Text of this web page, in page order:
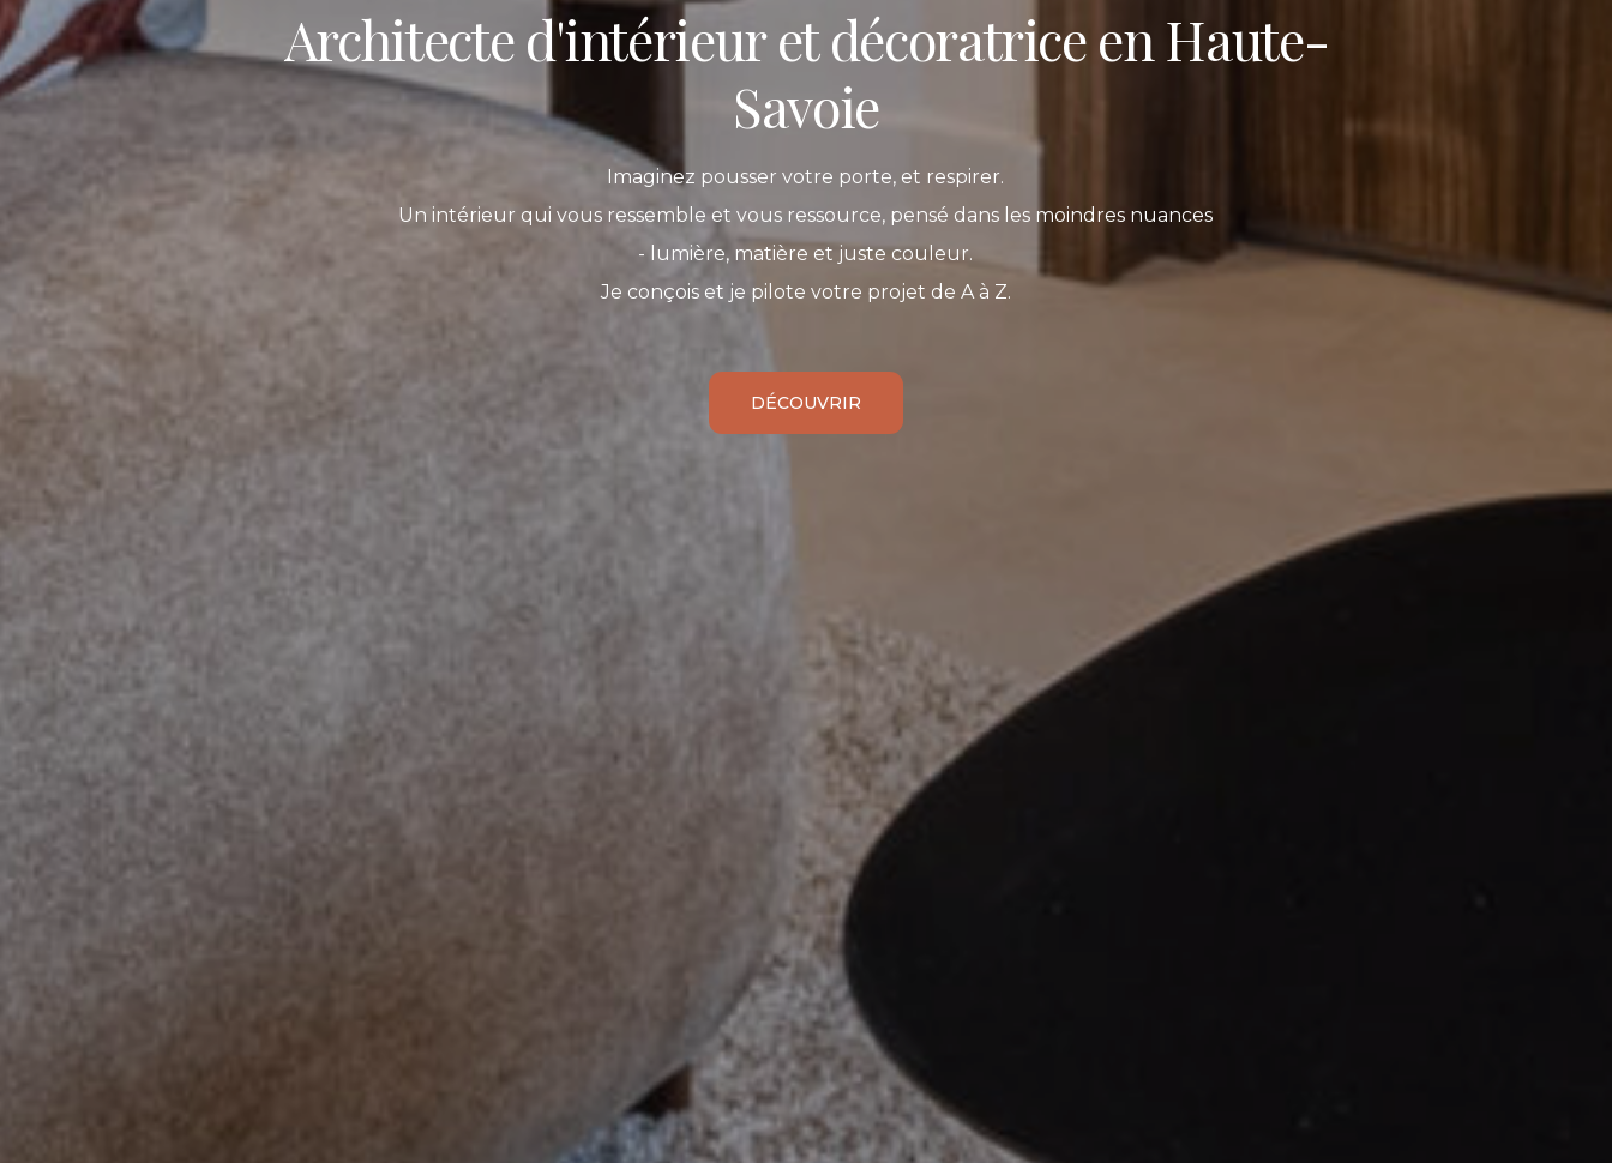
Architecte d'intérieur et décoratrice en Haute-
Savoie
Imaginez pousser votre porte, et respirer.
Un intérieur qui vous ressemble et vous ressource, pensé dans les moindres nuances
- lumière, matière et juste couleur.
Je conçois et je pilote votre projet de A à Z.
DÉCOUVRIR